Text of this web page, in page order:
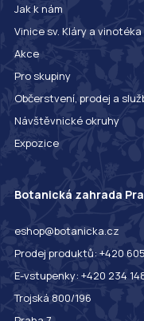
Jak k nám
Vinice sv. Kláry a vinotéka
Akce
Pro skupiny
Občerstvení, prodej a
Návštěvnické okruhy
Expozice
Botanická zahrada
eshop@botanicka.cz
Prodej produktů: +420
E-vstupenky: +420 234
Trojská 800/196